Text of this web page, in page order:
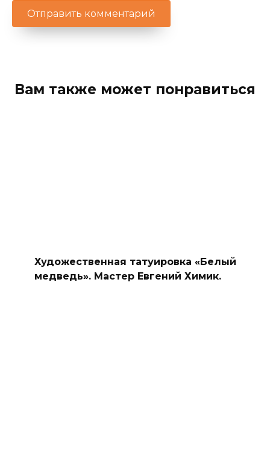
Вам также может понравиться
Художественная татуировка «Белый
медведь». Мастер Евгений Химик.